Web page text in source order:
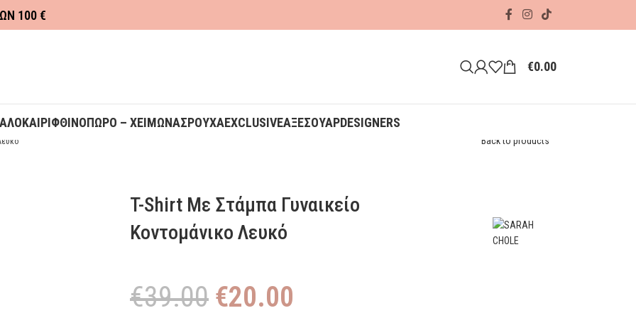
100 €
€0.00
ΦΘΙΝΟΠΩΡΟ – ΧΕΙΜΩΝΑΣΡΟΥΧΑEXCLUSIVEΑΞΕΣΟΥΑΡDESIGNERS
Back to products
T-Shirt Με Στάμπα Γυναικείο
Κοντομάνικο Λευκό
€39.00 €20.00